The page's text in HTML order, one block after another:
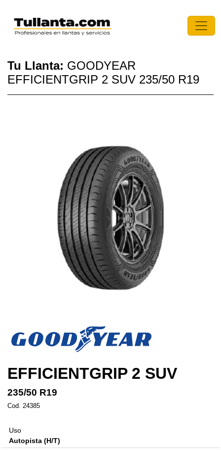
Tu Llanta: GOODYEAR
EFFICIENTGRIP 2 SUV 235/50 R19
EFFICIENTGRIP 2 SUV
235/50 R19
Cod. 24385
Uso
Autopista (H/T)